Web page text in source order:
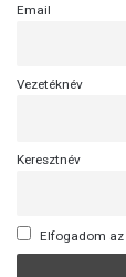
Email
Vezetéknév
Keresztnév
Elfogadom az